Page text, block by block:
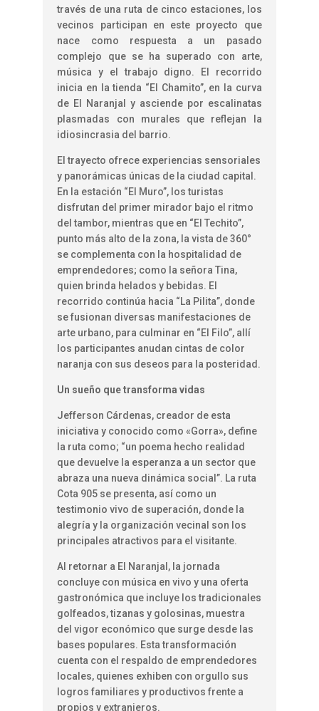
través de una ruta de cinco estaciones, los
vecinos participan en este proyecto que
nace como respuesta a un pasado
complejo que se ha superado con arte,
música y el trabajo digno. El recorrido
inicia en la tienda “El Chamito”, en la curva
de El Naranjal y asciende por escalinatas
plasmadas con murales que reflejan la
idiosincrasia del barrio.
El trayecto ofrece experiencias sensoriales
y panorámicas únicas de la ciudad capital.
En la estación “El Muro”, los turistas
disfrutan del primer mirador bajo el ritmo
del tambor, mientras que en “El Techito”,
punto más alto de la zona, la vista de 360°
se complementa con la hospitalidad de
emprendedores; como la señora Tina,
quien brinda helados y bebidas. El
recorrido continúa hacia “La Pilita”, donde
se fusionan diversas manifestaciones de
arte urbano, para culminar en “El Filo”, allí
los participantes anudan cintas de color
naranja con sus deseos para la posteridad.
Un sueño que transforma vidas
Jefferson Cárdenas, creador de esta
iniciativa y conocido como «Gorra», define
la ruta como; “un poema hecho realidad
que devuelve la esperanza a un sector que
abraza una nueva dinámica social”. La ruta
Cota 905 se presenta, así como un
testimonio vivo de superación, donde la
alegría y la organización vecinal son los
principales atractivos para el visitante.
Al retornar a El Naranjal, la jornada
concluye con música en vivo y una oferta
gastronómica que incluye los tradicionales
golfeados, tizanas y golosinas, muestra
del vigor económico que surge desde las
bases populares. Esta transformación
cuenta con el respaldo de emprendedores
locales, quienes exhiben con orgullo sus
logros familiares y productivos frente a
propios y extranjeros.